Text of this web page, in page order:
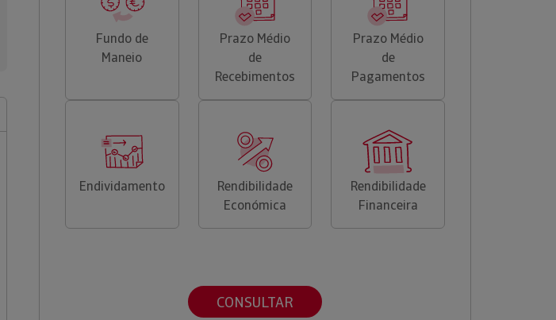
Fundo de
Maneio
Prazo Médio
de
Recebimentos
Prazo Médio
de
Pagamentos
Endividamento
Rendibilidade
Económica
Rendibilidade
Financeira
CONSULTAR